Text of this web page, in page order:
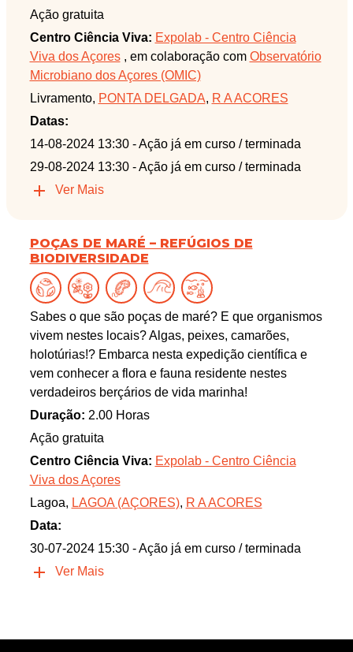
Ação gratuita
Centro Ciência Viva: Expolab - Centro Ciência
Viva dos Açores, em colaboração com Observatório
Microbiano dos Açores (OMIC)
Livramento, PONTA DELGADA, R A ACORES
Datas:
14-08-2024 13:30 - Ação já em curso / terminada
29-08-2024 13:30 - Ação já em curso / terminada
Ver Mais
POÇAS DE MARÉ – REFÚGIOS DE
BIODIVERSIDADE
Sabes o que são poças de maré? E que organismos
vivem nestes locais? Algas, peixes, camarões,
holotúrias!? Embarca nesta expedição científica e
vem conhecer a flora e fauna residente nestes
verdadeiros berçários de vida marinha!
Duração: 2.00 Horas
Ação gratuita
Centro Ciência Viva: Expolab - Centro Ciência
Viva dos Açores
Lagoa, LAGOA (AÇORES), R A ACORES
Data:
30-07-2024 15:30 - Ação já em curso / terminada
Ver Mais